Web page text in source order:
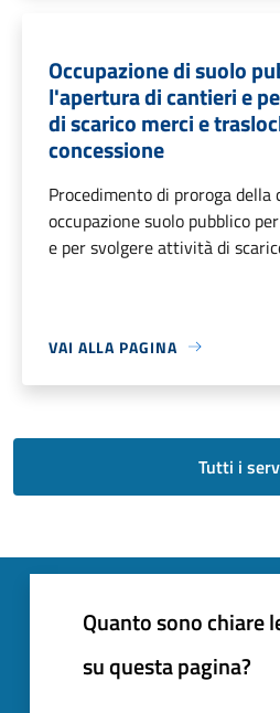
Occupazione di suolo
l'apertura di cantieri e
di scarico merci e
concessione
Procedimento di proroga della
occupazione suolo pubblico
e per svolgere attività di
VAI ALLA PAGINA
Tutti i
Quanto sono chiare
su questa pagina?